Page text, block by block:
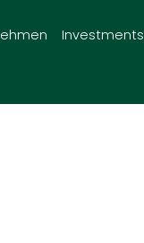
Investments